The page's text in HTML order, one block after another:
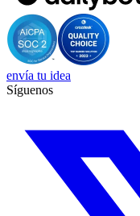
envía tu idea
Síguenos